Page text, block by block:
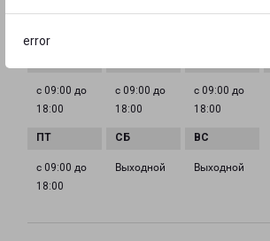
error
с 09:00 до
18:00
с 09:00 до
18:00
с 09:00 до
18:00
с 09:00 до
18:00
Выходной Выходной